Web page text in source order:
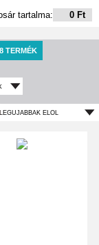
tartalma: 0 Ft
TERMÉK